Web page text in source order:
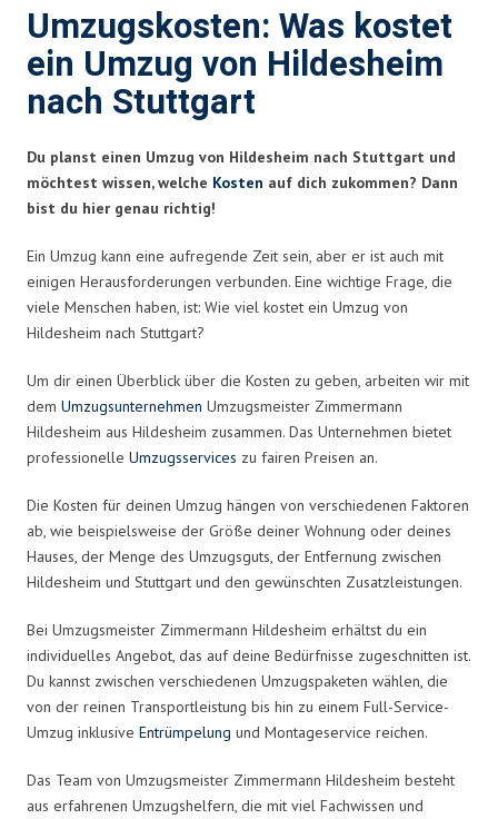
Umzugskosten: Was kostet
ein Umzug von Hildesheim
nach Stuttgart
Du planst einen Umzug von Hildesheim nach Stuttgart und
möchtest wissen, welche Kosten auf dich zukommen? Dann
bist du hier genau richtig!
Ein Umzug kann eine aufregende Zeit sein, aber er ist auch mit
einigen Herausforderungen verbunden. Eine wichtige Frage, die
viele Menschen haben, ist: Wie viel kostet ein Umzug von
Hildesheim nach Stuttgart?
Um dir einen Überblick über die Kosten zu geben, arbeiten wir mit
dem Umzugsunternehmen Umzugsmeister Zimmermann
Hildesheim aus Hildesheim zusammen. Das Unternehmen bietet
professionelle Umzugsservices zu fairen Preisen an.
Die Kosten für deinen Umzug hängen von verschiedenen Faktoren
ab, wie beispielsweise der Größe deiner Wohnung oder deines
Hauses, der Menge des Umzugsguts, der Entfernung zwischen
Hildesheim und Stuttgart und den gewünschten Zusatzleistungen.
Bei Umzugsmeister Zimmermann Hildesheim erhältst du ein
individuelles Angebot, das auf deine Bedürfnisse zugeschnitten ist.
Du kannst zwischen verschiedenen Umzugspaketen wählen, die
von der reinen Transportleistung bis hin zu einem Full-Service-
Umzug inklusive Entrümpelung und Montageservice reichen.
Das Team von Umzugsmeister Zimmermann Hildesheim besteht
aus erfahrenen Umzugshelfern, die mit viel Fachwissen und